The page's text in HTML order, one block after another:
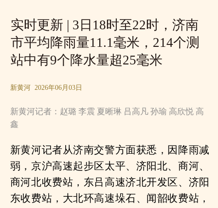
实时更新 | 3日18时至22时，济南
市平均降雨量11.1毫米，214个测
站中有9个降水量超25毫米
新黄河 2026年06月03日
新黄河记者：赵璐 李震 夏晰琳 吕高凡 孙瑜 高欣悦 高
鑫
新黄河记者从济南交警方面获悉，因降雨减
弱，京沪高速起步区太平、济阳北、商河、
商河北收费站，东吕高速济北开发区、济阳
东收费站，大北环高速垛石、闻韶收费站，